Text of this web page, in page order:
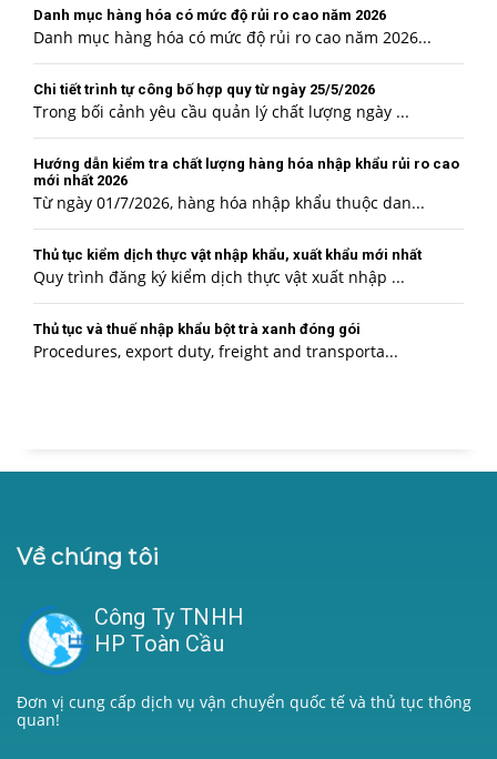
Danh mục hàng hóa có mức độ rủi ro cao năm 2026
Danh mục hàng hóa có mức độ rủi ro cao năm 2026...
Chi tiết trình tự công bố hợp quy từ ngày 25/5/2026
Trong bối cảnh yêu cầu quản lý chất lượng ngày ...
Hướng dẫn kiểm tra chất lượng hàng hóa nhập khẩu rủi ro cao
mới nhất 2026
Từ ngày 01/7/2026, hàng hóa nhập khẩu thuộc dan...
Thủ tục kiểm dịch thực vật nhập khẩu, xuất khẩu mới nhất
Quy trình đăng ký kiểm dịch thực vật xuất nhập ...
Thủ tục và thuế nhập khẩu bột trà xanh đóng gói
Procedures, export duty, freight and transporta...
Về chúng tôi
Công Ty TNHH
HP Toàn Cầu
Đơn vị cung cấp dịch vụ vận chuyển quốc tế và thủ tục thông
quan!